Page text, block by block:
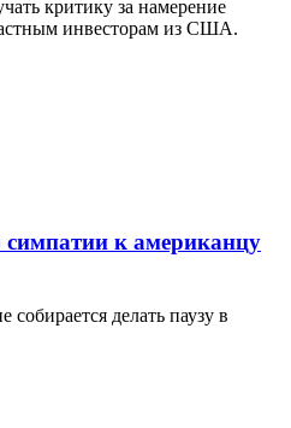
критику за намерение
инвесторам из США.
симпатии к американцу
собирается делать паузу в